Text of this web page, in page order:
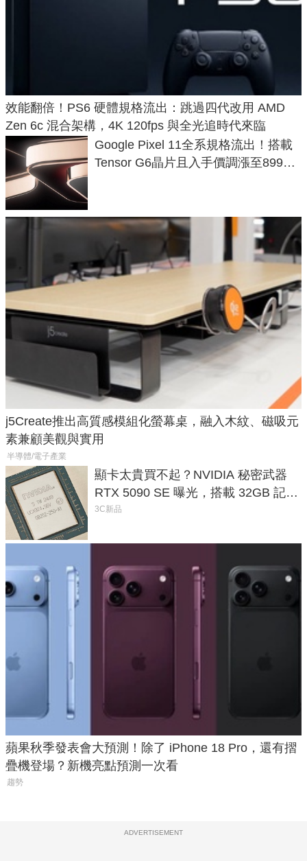
效能翻倍！PS6 硬體規格流出：跳過四代改用 AMD
Zen 6c 混合架構，4K 120fps 與全光追時代來臨
Google Pixel 11全系規格流出！搭載
Tensor G6晶片且入手價調漲至899美
j5Create推出高質感模組化螢幕桌，融入木紋、磁吸元
素兼顧美觀與實用
半導體/電子產業
顯卡太貴買不起？NVIDIA 秘密武器
RTX 5090 SE 曝光，搭載 32GB 記憶
體
3C新品
蘋果秋季發表會大預測！除了 iPhone 18 Pro，還有摺
疊機登場？新機亮點預測一次看
趨勢
ADVERTISEMENT